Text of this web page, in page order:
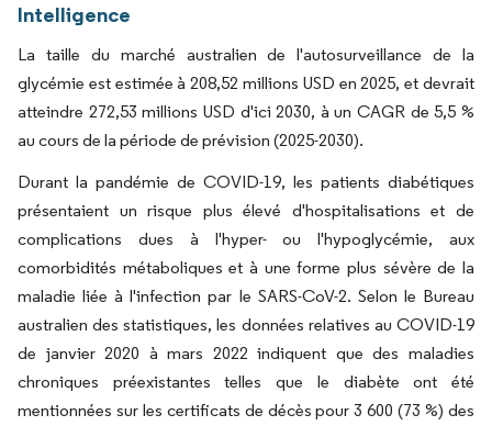
Intelligence
La taille du marché australien de l'autosurveillance de la
glycémie est estimée à 208,52 millions USD en 2025, et devrait
atteindre 272,53 millions USD d'ici 2030, à un CAGR de 5,5 %
au cours de la période de prévision (2025-2030).
Durant la pandémie de COVID-19, les patients diabétiques
présentaient un risque plus élevé d'hospitalisations et de
complications dues à l'hyper- ou l'hypoglycémie, aux
comorbidités métaboliques et à une forme plus sévère de la
maladie liée à l'infection par le SARS-CoV-2. Selon le Bureau
australien des statistiques, les données relatives au COVID-19
de janvier 2020 à mars 2022 indiquent que des maladies
chroniques préexistantes telles que le diabète ont été
mentionnées sur les certificats de décès pour 3 600 (73 %) des